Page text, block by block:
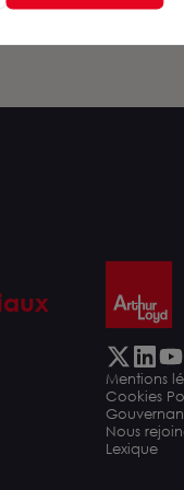
Mentions
Cookies
Nous
Lexique